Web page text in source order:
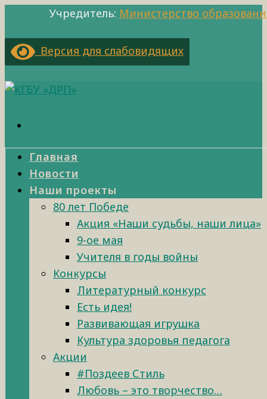
Учредитель: Министерство
Версия для слабовидящих
Главная
Новости
Наши проекты
80 лет Победе
Акция «Наши судьбы, наши лица»
9-ое мая
Учителя в годы войны
Конкурсы
Литературный конкурс
Есть идея!
Развивающая игрушка
Культура здоровья педагога
Акции
#Поздеев Стиль
Любовь – это творчество…